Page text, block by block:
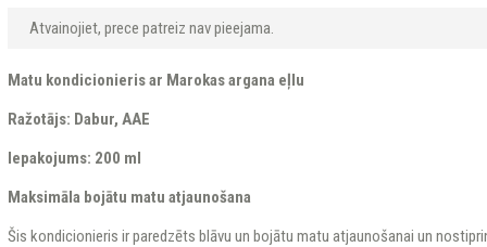
Atvainojiet, prece patreiz nav pieejama.
Matu kondicionieris ar Marokas argana eļlu
Ražotājs: Dabur, AAE
Iepakojums: 200 ml
Maksimāla bojātu matu atjaunošana
Šis kondicionieris ir paredzēts blāvu un bojātu matu atjaunošanai un